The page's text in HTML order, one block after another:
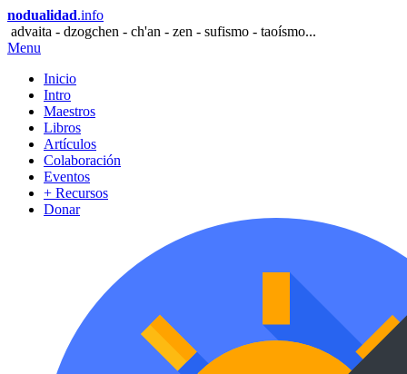
nodualidad.info
advaita - dzogchen - ch'an - zen - sufismo - taoísmo...
Menu
Inicio
Intro
Maestros
Libros
Artículos
Colaboración
Eventos
+ Recursos
Donar